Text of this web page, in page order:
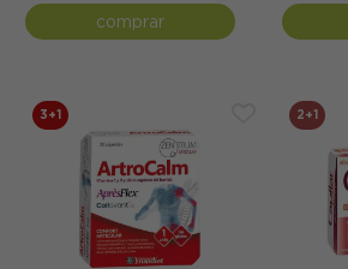
comprar
3+1 2+1